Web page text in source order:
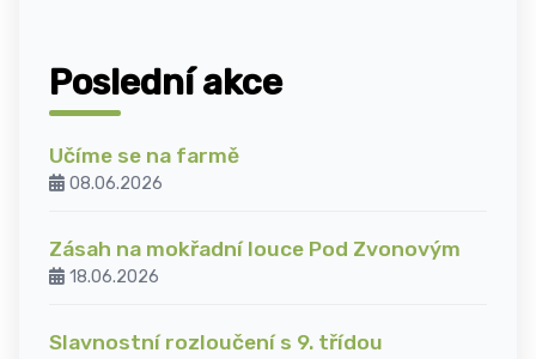
Poslední akce
Učíme se na farmě
08.06.2026
Zásah na mokřadní louce Pod Zvonovým
18.06.2026
Slavnostní rozloučení s 9. třídou